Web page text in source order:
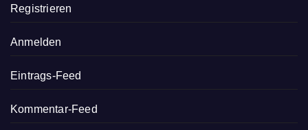
Registrieren
Anmelden
Eintrags-Feed
Kommentar-Feed